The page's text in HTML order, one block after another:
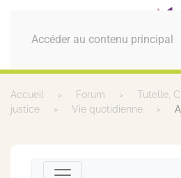
Accéder au contenu principal
MENU
Accueil Forum
Tutelle,
justice
Vie quotidienne